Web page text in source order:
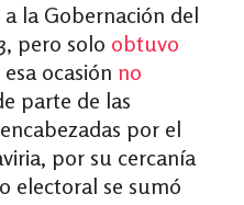
la Gobernación del
pero solo obtuvo
ocasión no
parte de las
por el
por su cercanía
electoral se sumó